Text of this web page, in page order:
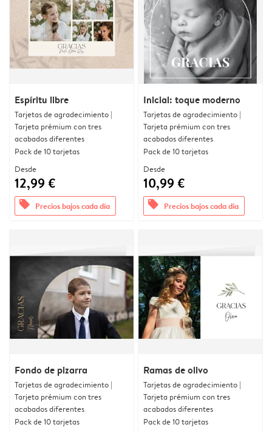
Espíritu libre
Tarjetas de agradecimiento |
Tarjeta prémium con tres
acabados diferentes
Pack de 10 tarjetas
Desde
12,99 €
offers Precios bajos cada día
Inicial: toque moderno
Tarjetas de agradecimiento |
Tarjeta prémium con tres
acabados diferentes
Pack de 10 tarjetas
Desde
10,99 €
offers Precios bajos cada día
Fondo de pizarra
Tarjetas de agradecimiento |
Tarjeta prémium con tres
acabados diferentes
Pack de 10 tarjetas
Ramas de olivo
Tarjetas de agradecimiento |
Tarjeta prémium con tres
acabados diferentes
Pack de 10 tarjetas